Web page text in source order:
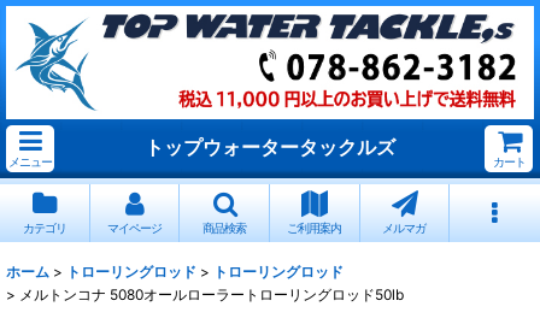
メニュー
トップウォータータックルズ
カート
カテゴリ マイページ 商品検索 ご利用案内 メルマガ
ホーム > トローリングロッド > トローリングロッド
> メルトンコナ 5080オールローラートローリングロッド50lb